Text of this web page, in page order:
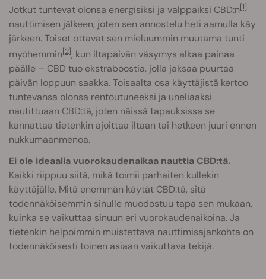
Jotkut tuntevat olonsa energisiksi ja valppaiksi CBD:n[1]
nauttimisen jälkeen, joten sen annostelu heti aamulla käy
järkeen. Toiset ottavat sen mieluummin muutama tunti
myöhemmin[2], kun iltapäivän väsymys alkaa painaa
päälle – CBD tuo ekstraboostia, jolla jaksaa puurtaa
päivän loppuun saakka. Toisaalta osa käyttäjistä kertoo
tuntevansa olonsa rentoutuneeksi ja uneliaaksi
nautittuaan CBD:tä, joten näissä tapauksissa se
kannattaa tietenkin ajoittaa iltaan tai hetkeen juuri ennen
nukkumaanmenoa.
Ei ole ideaalia vuorokaudenaikaa nauttia CBD:tä.
Kaikki riippuu siitä, mikä toimii parhaiten kullekin
käyttäjälle. Mitä enemmän käytät CBD:tä, sitä
todennäköisemmin sinulle muodostuu tapa sen mukaan,
kuinka se vaikuttaa sinuun eri vuorokaudenaikoina. Ja
tietenkin helpoimmin muistettava nauttimisajankohta on
todennäköisesti toinen asiaan vaikuttava tekijä.